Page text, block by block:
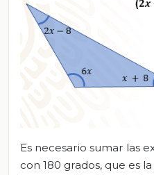
Es necesario sumar las
con 180 grados, que es